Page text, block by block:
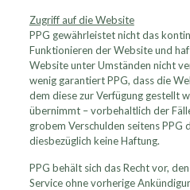
Zugriff auf die Website
PPG gewährleistet nicht das
Funktionieren der Website und
Website unter Umständen nicht
wenig garantiert PPG, dass die
dem diese zur Verfügung gestellt
übernimmt – vorbehaltlich der
grobem Verschulden seitens PPG
diesbezüglich keine Haftung.
PPG behält sich das Recht vor,
Service ohne vorherige